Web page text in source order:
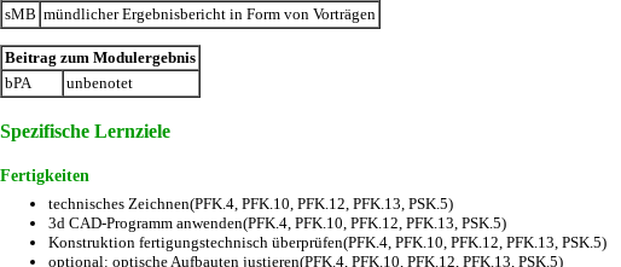
sMB mündlicher Ergebnisbericht in Form von Vorträgen
Beitrag zum Modulergebnis
bPA
unbenotet
Spezifische Lernziele
Fertigkeiten
technisches Zeichnen(PFK.4, PFK.10, PFK.12, PFK.13, PSK.5)
3d CAD-Programm anwenden(PFK.4, PFK.10, PFK.12, PFK.13, PSK.5)
Konstruktion fertigungstechnisch überprüfen(PFK.4, PFK.10, PFK.12, PFK.13, PSK.5)
optional: optische Aufbauten justieren(PFK.4, PFK.10, PFK.12, PFK.13, PSK.5)